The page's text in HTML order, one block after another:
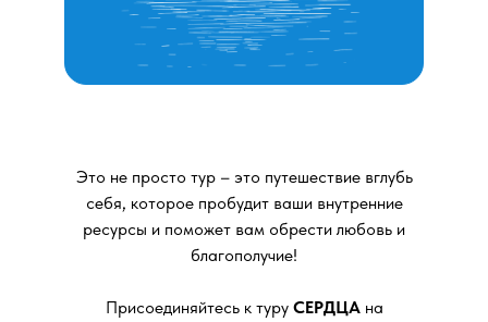
Это не просто тур – это путешествие вглубь
себя, которое пробудит ваши внутренние
ресурсы и поможет вам обрести любовь и
благополучие!
Присоединяйтесь к туру СЕРДЦА на